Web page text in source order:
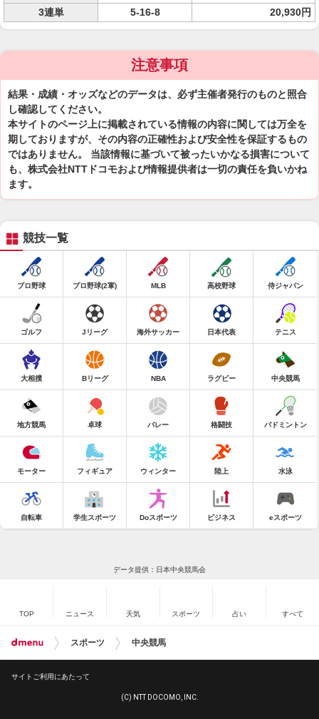
3連単
5-16-8 20,930円
注意事項
結果・成績・オッズなどのデータは、必ず主催者発行のものと照合
し確認してください。
本サイトのページ上に掲載されている情報の内容に関しては万全を
期しておりますが、その内容の正確性および安全性を保証するもの
ではありません。 当該情報に基づいて被ったいかなる損害について
も、株式会社NTTドコモおよび情報提供者は一切の責任を負いかね
ます。
競技一覧
プロ野球 プロ野球(2軍) MLB 高校野球 侍ジャパン
ゴルフ Jリーグ 海外サッカー 日本代表 テニス
大相撲 Bリーグ NBA ラグビー 中央競馬
地方競馬 卓球 バレー 格闘技 バドミントン
モーター フィギュア ウィンター 陸上 水泳
自転車 学生スポーツ Doスポーツ ビジネス eスポーツ
データ提供：日本中央競馬会
TOP ニュース 天気 スポーツ 占い すべて
スポーツ 中央競馬
サイトご利用にあたって
(C) NTT DOCOMO, INC.